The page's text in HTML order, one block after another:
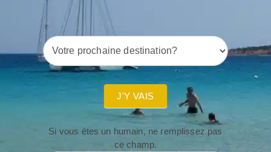
Recherche
mobile
J'Y VAIS
Si vous êtes un humain, ne remplissez pas
ce champ.